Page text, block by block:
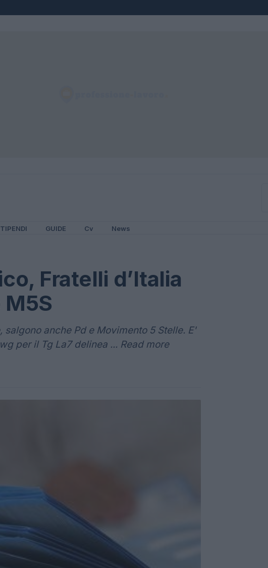
GUIDE Cv News
Fratelli d’Italia
anche Pd e Movimento 5 Stelle. E'
per il Tg La7 delinea ... Read more